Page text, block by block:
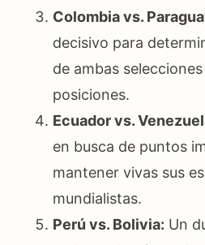
Colombia vs.
decisivo para
de ambas
posiciones.
Ecuador vs.
en busca de puntos
mantener vivas sus
mundialistas.
Perú vs. Bolivia: Un